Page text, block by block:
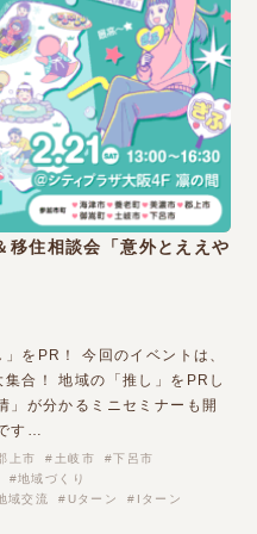
移住相談会「意外とええや
をPR！ 今回のイベントは、
合！ 地域の「推し」をPRし
」が分かるミニセミナーも開
す…
上市 土岐市
下呂市
地域づくり
域交流 Uターン
Iターン